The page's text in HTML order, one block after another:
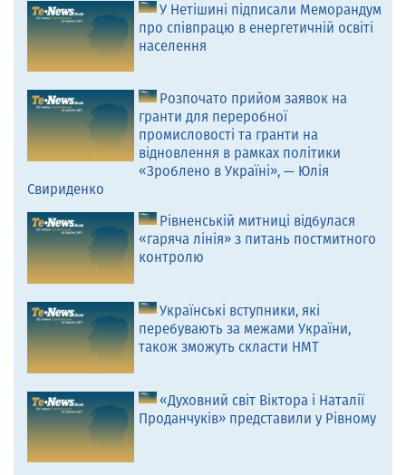
У Нетішині підписали Меморандум
про співпрацю в енергетичній освіті
населення
Розпочато прийом заявок на
гранти для переробної
промисловості та гранти на
відновлення в рамках політики
«Зроблено в Україні», — Юлія
Свириденко
Рівненській митниці відбулася
«гаряча лінія» з питань постмитного
контролю
Українські вступники, які
перебувають за межами України,
також зможуть скласти НМТ
«Духовний світ Віктора і Наталії
Проданчуків» представили у Рівному